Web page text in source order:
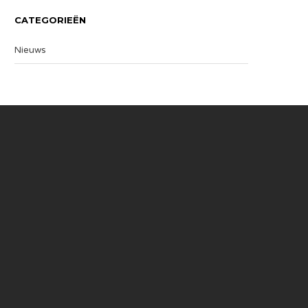
CATEGORIEËN
Nieuws